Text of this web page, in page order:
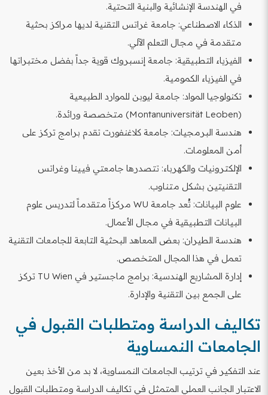
في الهندسة الإنشائية والبنية التحتية.
الذكاء الاصطناعي: جامعة غراتس التقنية لديها مراكز بحثية
متقدمة في مجال التعلم الآلي.
الفيزياء التطبيقية: جامعة إنسبروك قوية جداً بفضل مختبراتها
في الفيزياء الكمومية.
تكنولوجيا المواد: جامعة ليوبن للموارد الطبيعية
(Montanuniversität Leoben) متخصصة ورائدة.
هندسة البرمجيات: جامعة كلاغنفورت تقدم برامج تركز على
أمن المعلومات.
الإلكترونيات والكهرباء: تتصدرها جامعتي فيينا وغراتس
التقنيتين بشكل متناوب.
علوم البيانات: تُعد جامعة WU مركزاً متقدماً لتدريس علوم
البيانات التطبيقية في مجال الأعمال.
هندسة الطيران: بعض المعاهد البحثية التابعة للجامعات التقنية
تعمل في هذا المجال المتخصص.
إدارة المشاريع الهندسية: برامج ماجستير في TU Wien تركز
على الجمع بين التقنية والإدارة.
تكاليف الدراسة ومتطلبات القبول في
الجامعات النمساوية
عند التفكير في ترتيب الجامعات النمساوية، لا بد من الأخذ بعين
الاعتبار الجانب العملي المتمثل في تكاليف الدراسة ومتطلبات القبول